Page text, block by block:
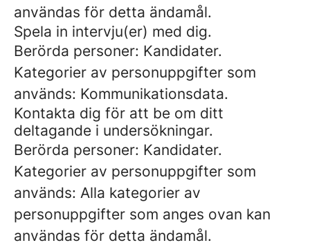
användas för detta ändamål.
Spela in intervju(er) med dig.
Berörda personer: Kandidater.
Kategorier av personuppgifter som
används: Kommunikationsdata.
Kontakta dig för att be om ditt
deltagande i undersökningar.
Berörda personer: Kandidater.
Kategorier av personuppgifter som
används: Alla kategorier av
personuppgifter som anges ovan kan
användas för detta ändamål.